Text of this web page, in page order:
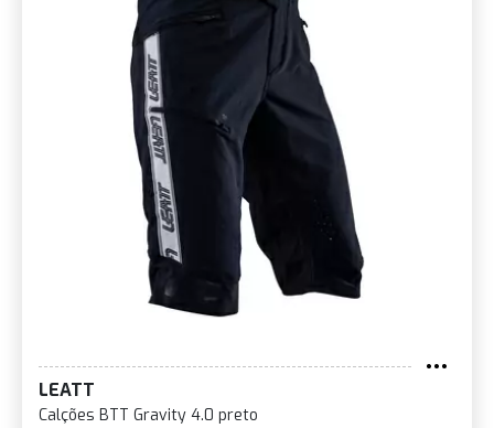
LEATT
Calções BTT Gravity 4.0 preto